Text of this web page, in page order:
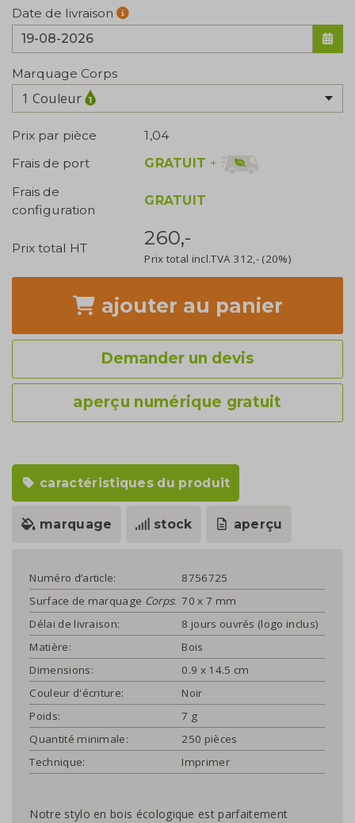
Date de livraison
Marquage Corps
1 Couleur
Prix par pièce
1,04
Frais de port
GRATUIT +
Frais de
configuration
GRATUIT
Prix total HT 260,-
Prix total incl.TVA 312,- (20%)
ajouter au panier
Demander un devis
aperçu numérique gratuit
caractéristiques du produit
marquage stock aperçu
Numéro d’article:
8756725
Surface de marquage Corps: 70 x 7 mm
Délai de livraison:
8 jours ouvrés (logo inclus)
Matière:
Bois
Dimensions:
0.9 x 14.5 cm
Couleur d'écriture:
Noir
Poids:
7 g
Quantité minimale:
250 pièces
Technique:
Imprimer
Notre stylo en bois écologique est parfaitement